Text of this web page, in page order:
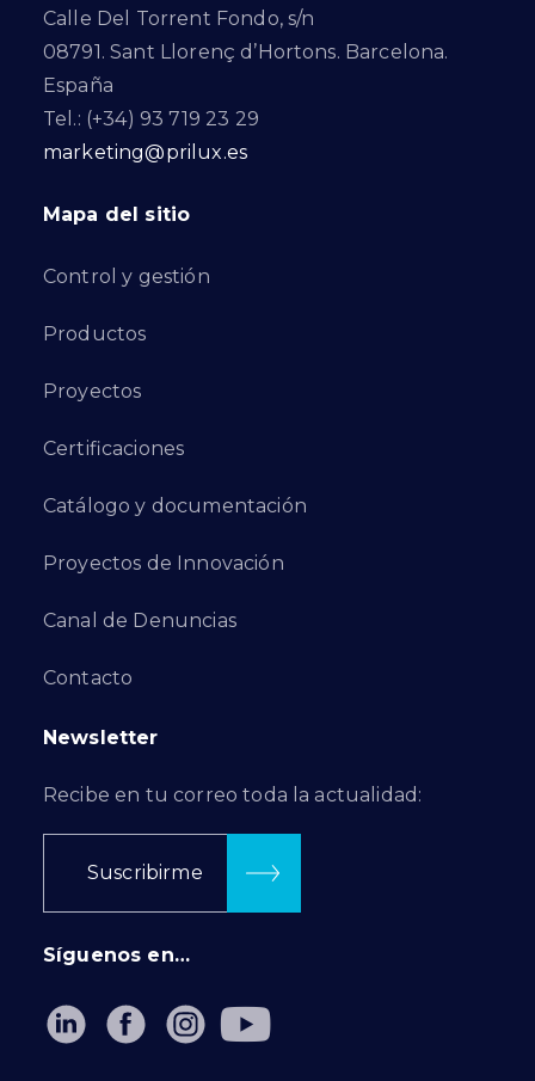
Calle Del Torrent Fondo, s/n
08791. Sant Llorenç d’Hortons. Barcelona.
España
Tel.: (+34) 93 719 23 29
marketing@prilux.es
Mapa del sitio
Control y gestión
Productos
Proyectos
Certificaciones
Catálogo y documentación
Proyectos de Innovación
Canal de Denuncias
Contacto
Newsletter
Recibe en tu correo toda la actualidad:
Suscribirme
Síguenos en…